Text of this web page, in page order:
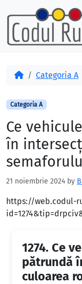
Skip to content
Skip to footer
AcasăCategoria A
Categoria A
Ce
în
21 noiembrie 2024 by
https://web.codul-
1274. Ce
pătrundă
culoarea